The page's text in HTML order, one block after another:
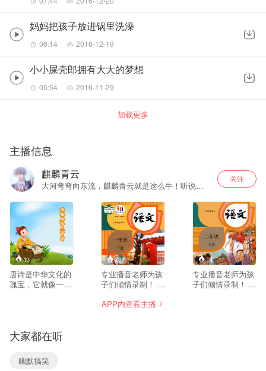
妈妈把孩子放进锅里洗澡
06:14 2016-12-19
小小屎壳郎拥有大大的梦想
05:54 2016-11-29
加载更多
主播信息
麒麟青云
大河弯弯向东流，麒麟青云就是这么牛！听说各
关注
13
唐诗是中华文化的
瑰宝，它就像一颗
生活的方方面面;文
字优美,讲究音韵和
谐,读起来朗朗上
口。诵读那些广为
28
专业播音老师为孩
子们倾情录制！ 小
以作为家庭背景
14
专业播音老师为孩
子们倾情录制！ 小
APP内查看主播
大家都在听
幽默搞笑